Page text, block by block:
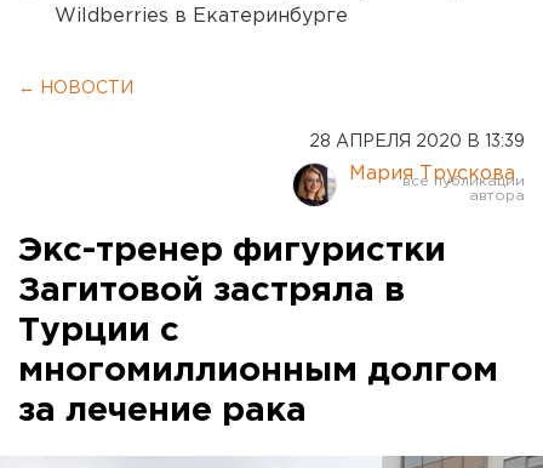
Wildberries в Екатеринбурге
← НОВОСТИ
28 АПРЕЛЯ 2020 В 13:39
Мария Трускова
Экс-тренер фигуристки
Загитовой застряла в
Турции с
многомиллионным долгом
за лечение рака